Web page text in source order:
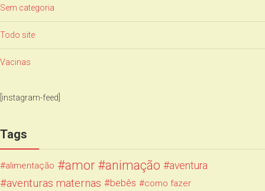
Sem categoria
Todo site
Vacinas
[instagram-feed]
Tags
alimentação amor animação aventura
aventuras maternas bebês como fazer